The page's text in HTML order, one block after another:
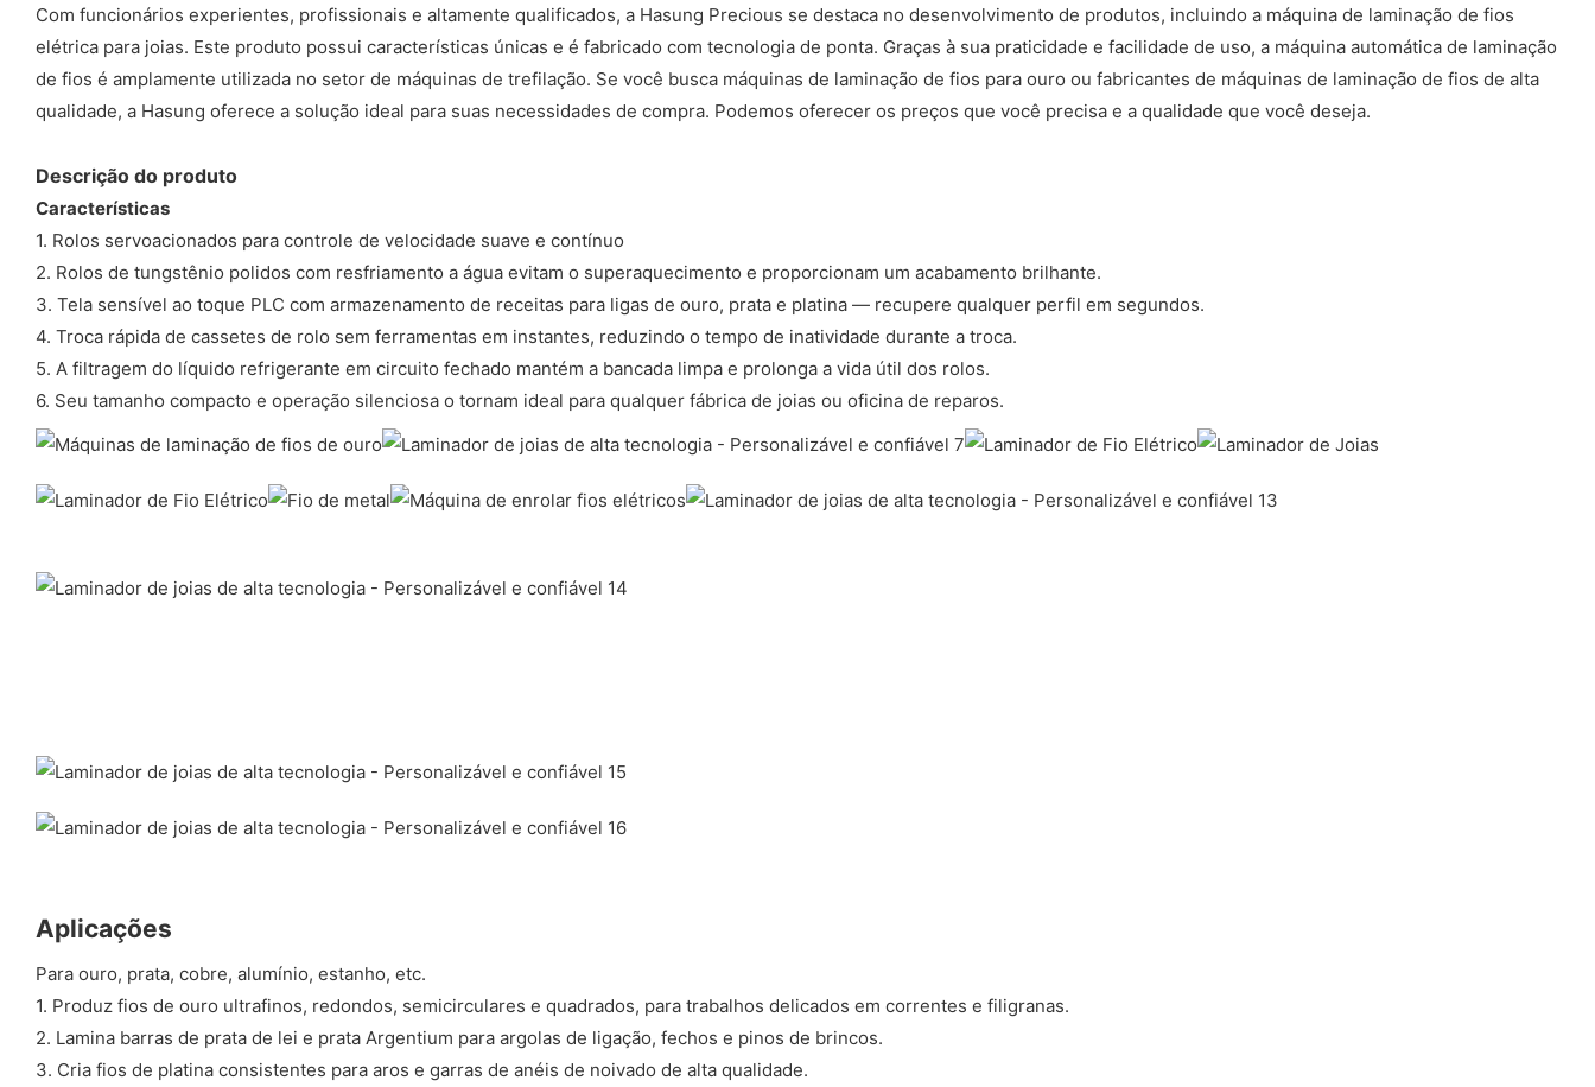
Com funcionários experientes, profissionais e altamente qualificados, a Hasung Precious se destaca no desenvolvimento de produtos, incluindo a máquina de laminação de fios
elétrica para joias. Este produto possui características únicas e é fabricado com tecnologia de ponta. Graças à sua praticidade e facilidade de uso, a máquina automática de laminação
de fios é amplamente utilizada no setor de máquinas de trefilação. Se você busca máquinas de laminação de fios para ouro ou fabricantes de máquinas de laminação de fios de alta
qualidade, a Hasung oferece a solução ideal para suas necessidades de compra. Podemos oferecer os preços que você precisa e a qualidade que você deseja.
Descrição do produto
Características
1. Rolos servoacionados para controle de velocidade suave e contínuo
2. Rolos de tungstênio polidos com resfriamento a água evitam o superaquecimento e proporcionam um acabamento brilhante.
3. Tela sensível ao toque PLC com armazenamento de receitas para ligas de ouro, prata e platina — recupere qualquer perfil em segundos.
4. Troca rápida de cassetes de rolo sem ferramentas em instantes, reduzindo o tempo de inatividade durante a troca.
5. A filtragem do líquido refrigerante em circuito fechado mantém a bancada limpa e prolonga a vida útil dos rolos.
6. Seu tamanho compacto e operação silenciosa o tornam ideal para qualquer fábrica de joias ou oficina de reparos.
Aplicações
Para ouro, prata, cobre, alumínio, estanho, etc.
1. Produz fios de ouro ultrafinos, redondos, semicirculares e quadrados, para trabalhos delicados em correntes e filigranas.
2. Lamina barras de prata de lei e prata Argentium para argolas de ligação, fechos e pinos de brincos.
3. Cria fios de platina consistentes para aros e garras de anéis de noivado de alta qualidade.